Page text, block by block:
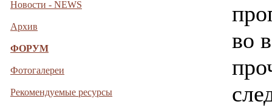
Новости - NEWS
Архив
ФОРУМ
Фотогалереи
Рекомендуемые ресурсы
во